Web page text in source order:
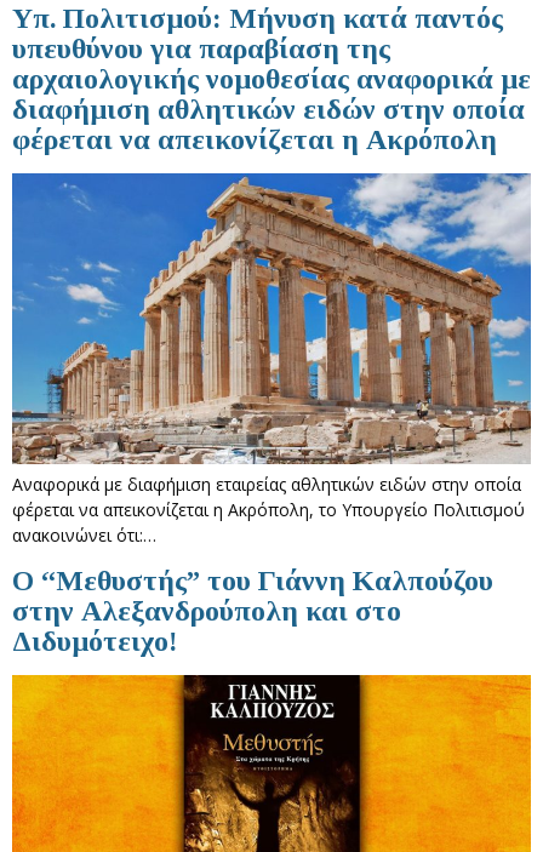
Yπ. Πολιτισμού: Μήνυση κατά παντός
υπευθύνου για παραβίαση της
αρχαιολογικής νομοθεσίας αναφορικά με
διαφήμιση αθλητικών ειδών στην οποία
φέρεται να απεικονίζεται η Ακρόπολη
Αναφορικά με διαφήμιση εταιρείας αθλητικών ειδών στην οποία
φέρεται να απεικονίζεται η Ακρόπολη, το Υπουργείο Πολιτισμού
ανακοινώνει ότι:…
Ο “Μεθυστής” του Γιάννη Καλπούζου
στην Αλεξανδρούπολη και στο
Διδυμότειχο!